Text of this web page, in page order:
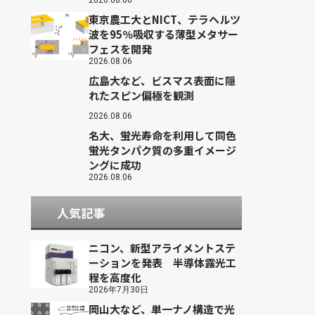
東京農工大とNICT、テラヘルツ
波を95％吸収する薄型メタサー
フェスを開発
2026.08.06
広島大など、ビスマス表面に隠
れたスピン偏極を観測
2026.08.06
名大、蛍光寿命を利用して同色
蛍光タンパク質の多重イメージ
ングに成功
2026.08.06
人気記事
ニコン、新型アライメントステ
ーションを発表 半導体露光工
程を高度化
2026年7月30日
岡山大など、単一ナノ構造で光